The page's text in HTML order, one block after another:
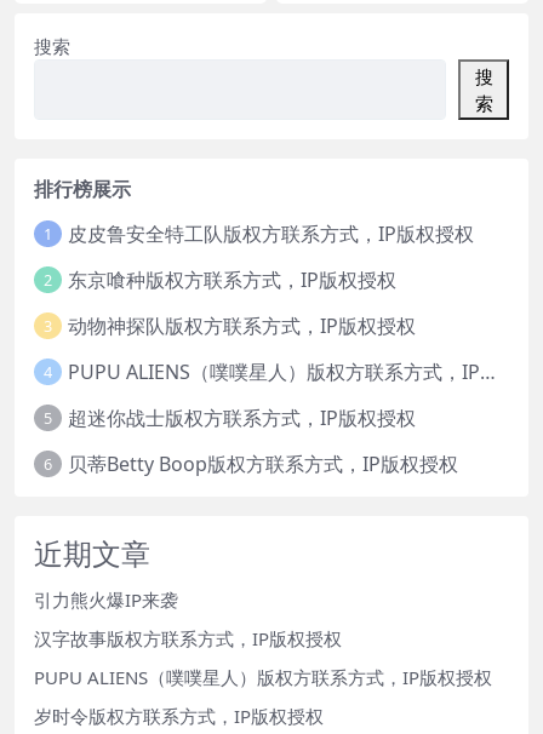
搜索
搜
索
排行榜展示
1 皮皮鲁安全特工队版权方联系方式，IP版权授权
2 东京喰种版权方联系方式，IP版权授权
3 动物神探队版权方联系方式，IP版权授权
4 PUPU ALIENS（噗噗星人）版权方联系方式，IP版权授权
5 超迷你战士版权方联系方式，IP版权授权
6 贝蒂Betty Boop版权方联系方式，IP版权授权
近期文章
引力熊火爆IP来袭
汉字故事版权方联系方式，IP版权授权
PUPU ALIENS（噗噗星人）版权方联系方式，IP版权授权
岁时令版权方联系方式，IP版权授权